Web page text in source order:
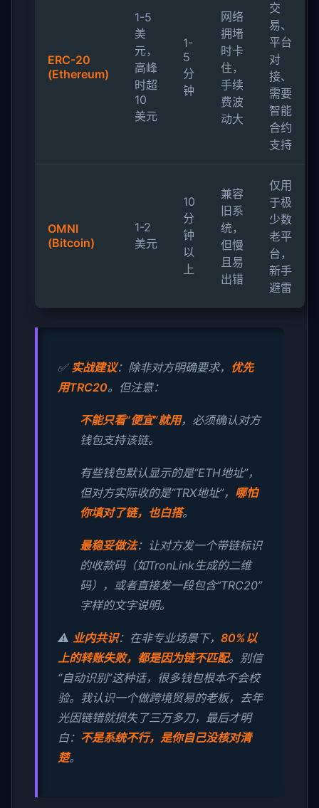
ERC-20
(Ethereum)
1-5
美
元，
高峰
时超
10
美元
1-
5
分
钟
网络
拥堵
时卡
住，
手续
费波
动大
交
易、
平台
对
接、
需要
智能
合约
支持
OMNI
(Bitcoin)
1-2
美元
10
分
钟
以
上
兼容
旧系
统，
但慢
且易
出错
仅用
于极
少数
老平
台，
新手
避雷
✅ 实战建议：除非对方明确要求， 优先
用TRC20。但注意：
不能只看“便宜”就用，必须确认对方
钱包支持该链。
有些钱包默认显示的是“ETH地址”，
但对方实际收的是“TRX地址”， 哪怕
你填对了链，也白搭。
最稳妥做法：让对方发一个带链标识
的收款码（如TronLink生成的二维
码），或者直接发一段包含“TRC20”
字样的文字说明。
⚠️ 业内共识：在非专业场景下， 80%以
上的转账失败，都是因为链不匹配。别信
“自动识别”这种话，很多钱包根本不会校
验。我认识一个做跨境贸易的老板，去年
光因链错就损失了三万多刀，最后才明
白： 不是系统不行，是你自己没核对清
楚。